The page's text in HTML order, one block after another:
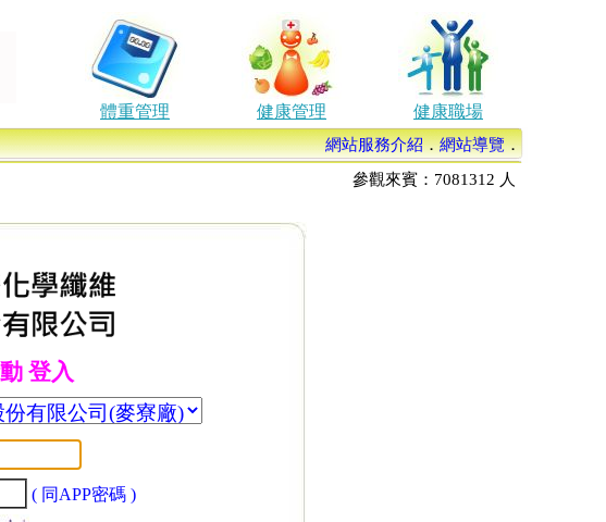
體重管理 健康管理
健康職場
網站服務介紹．網站導覽．
參觀來賓： 7081312 人
登入
( 同APP密碼 )